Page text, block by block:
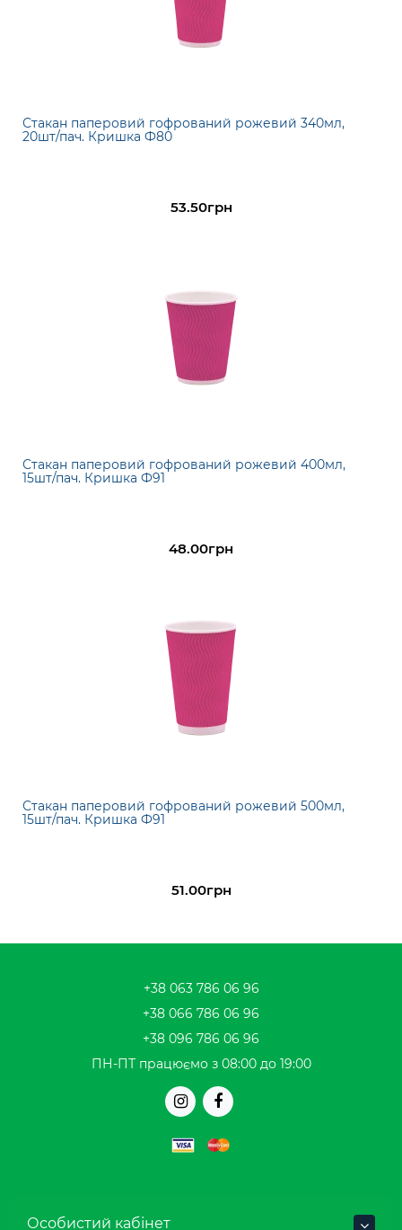
Стакан паперовий гофрований рожевий 340мл,
20шт/пач. Кришка Ф80
53.50грн
Стакан паперовий гофрований рожевий 400мл,
15шт/пач. Кришка Ф91
48.00грн
Стакан паперовий гофрований рожевий 500мл,
15шт/пач. Кришка Ф91
51.00грн
+38 063 786 06 96
+38 066 786 06 96
+38 096 786 06 96
ПН-ПТ працюємо з 08:00 до 19:00
Особистий кабінет